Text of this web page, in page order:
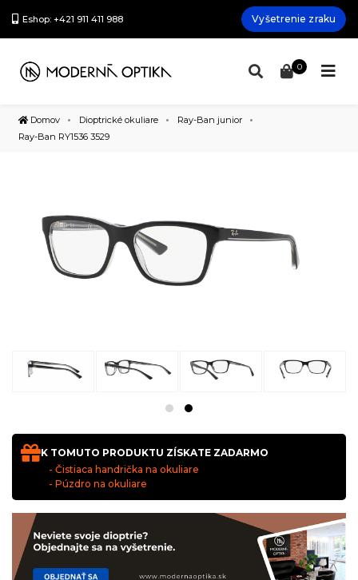
Eshop: +421 911 411 988 Vyšetrenie zraku
0
Domov Dioptrické okuliare
Ray-Ban junior
Ray-Ban RY1536 3529
K TOMUTO PRODUKTU ZÍSKATE ZADARMO
- Čistiaca handrička na okuliare
- Púzdro na okuliare